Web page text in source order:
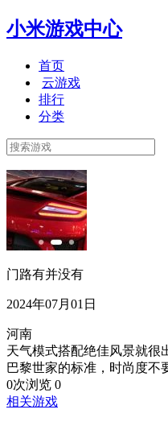
小米游戏中心
首页
云游戏
排行
分类
门路有并没有
2024年07月01日
河南
天气模式搭配绝佳风景就很
巴黎世家的标准，时尚度不
0次浏览 0
相关游戏